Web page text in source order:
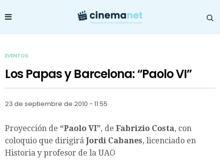
EVENTOS
Los Papas y Barcelona: “Paolo VI”
23 de septiembre de 2010 - 11:55
Proyección de “Paolo VI”, de Fabrizio Costa, con
coloquio que dirigirá Jordi Cabanes, licenciado en
Historia y profesor de la UAO